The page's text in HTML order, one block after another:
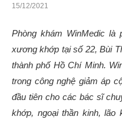
15/12/2021
Phòng khám WinMedic là
xương khớp tại số 22, Bùi
thành phố Hồ Chí Minh.
trong công nghệ giảm áp
đầu tiên cho các bác sĩ
khớp, ngoại thần kinh, lão